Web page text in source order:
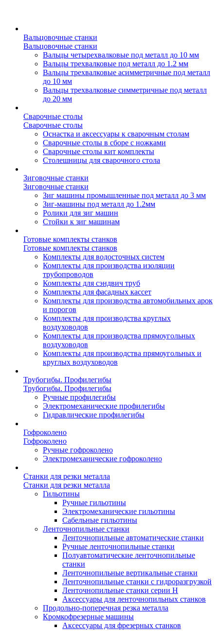
Вальцовочные станки
Вальцовочные станки
Вальцы четырехвалковые под металл до 10 мм
Вальцы трехвалковые под металл до 1.2 мм
Вальцы трехвалковые асимметричные под металл
до 10 мм
Вальцы трехвалковые симметричные под металл
до 20 мм
Сварочные столы
Сварочные столы
Оснастка и аксессуары к сварочным столам
Сварочные столы в сборе с ножками
Сварочные столы кит комплекты
Столешницы для сварочного стола
Зиговочные станки
Зиговочные станки
Зиг машины промышленные под металл до 3 мм
Зиг-машины под металл до 1.2мм
Ролики для зиг машин
Стойки к зиг машинам
Готовые комплекты станков
Готовые комплекты станков
Комплекты для водосточных систем
Комплекты для производства изоляции
трубопроводов
Комплекты для сэндвич труб
Комплекты для фасадных кассет
Комплекты для производства автомобильных арок
и порогов
Комплекты для производства круглых
воздуховодов
Комплекты для производства прямоугольных
воздуховодов
Комплекты для производства прямоугольных и
круглых воздуховодов
Трубогибы. Профилегибы
Трубогибы. Профилегибы
Ручные профилегибы
Электромеханические профилегибы
Гидравлические профилегибы
Гофроколено
Гофроколено
Ручные гофроколено
Электромеханические гофроколено
Станки для резки металла
Станки для резки металла
Гильотины
Ручные гильотины
Электромеханические гильотины
Сабельные гильотины
Ленточнопильные станки
Ленточнопильные автоматические станки
Ручные ленточнопильные станки
Полуавтоматические ленточнопильные
станки
Ленточнопильные вертикальные станки
Ленточнопильные станки с гидроразгрузкой
Ленточнопильные станки серии H
Аксессуары для ленточнопильных станков
Продольно-поперечная резка металла
Кромкофрезерные машины
Аксессуары для фрезерных станков